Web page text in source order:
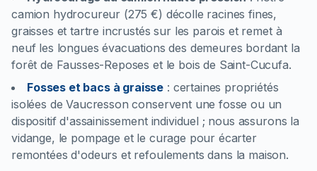
camion hydrocureur (275 €) décolle racines fines,
graisses et tartre incrustés sur les parois et remet à
neuf les longues évacuations des demeures bordant la
forêt de Fausses-Reposes et le bois de Saint-Cucufa.
Fosses et bacs à graisse : certaines propriétés
isolées de Vaucresson conservent une fosse ou un
dispositif d'assainissement individuel ; nous assurons la
vidange, le pompage et le curage pour écarter
remontées d'odeurs et refoulements dans la maison.